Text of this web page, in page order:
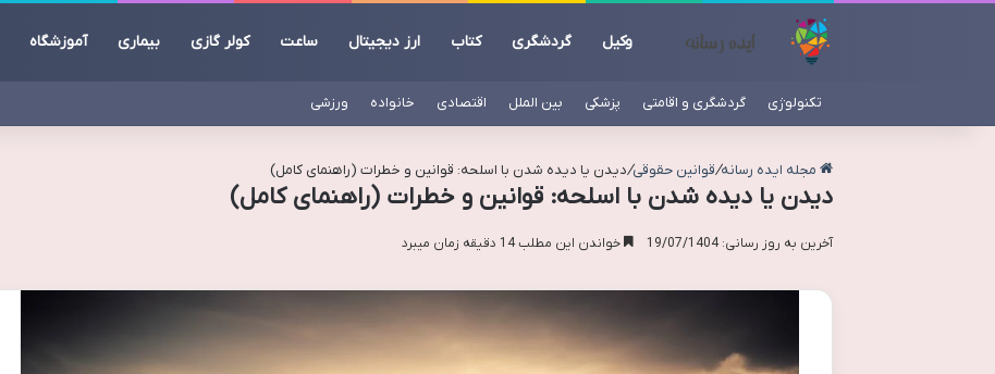
وکیل گردشگری کتاب ارز دیجیتال ساعت کولر گازی بیماری آموزشگاه
تکنولوژی گردشگری و اقامتی پزشکی بین الملل اقتصادی خانواده ورزشی
مجله ایده رسانه/قوانین حقوقی/دیدن یا دیده شدن با اسلحه: قوانین و خطرات (راهنمای کامل)
دیدن یا دیده شدن با اسلحه: قوانین و خطرات (راهنمای کامل)
آخرین به روز رسانی: 19/07/1404 خواندن این مطلب 14 دقیقه زمان میبرد